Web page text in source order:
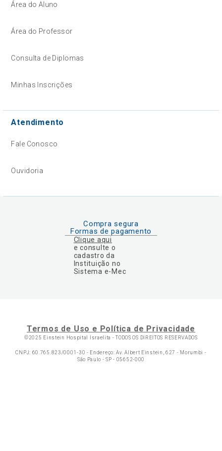
Área do Aluno
Área do Professor
Consulta de Diplomas
Minhas Inscrições
Atendimento
Fale Conosco
Ouvidoria
Compra segura
Formas de pagamento
Clique aqui
e consulte o
cadastro da
Instituição no
Sistema e-Mec
Termos de Uso e Política de Privacidade
©2025 Einstein Hospital Israelita -TODOS OS DIREITOS RESERVADOS
CNPJ: 60.765.823/0001-30 - Endereço: Av. Albert Einstein, 627 - Morumbi -
São Paulo - SP - 05652-000